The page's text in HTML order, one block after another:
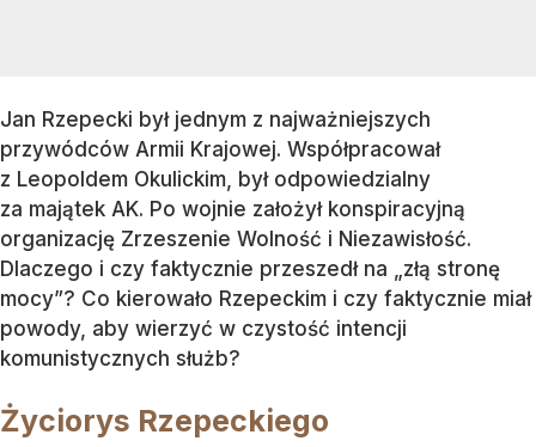
Jan Rzepecki był jednym z najważniejszych
przywódców Armii Krajowej. Współpracował
z Leopoldem Okulickim, był odpowiedzialny
za majątek AK. Po wojnie założył konspiracyjną
organizację Zrzeszenie Wolność i Niezawisłość.
Dlaczego i czy faktycznie przeszedł na „złą stronę
mocy”? Co kierowało Rzepeckim i czy faktycznie miał
powody, aby wierzyć w czystość intencji
komunistycznych służb?
Życiorys Rzepeckiego